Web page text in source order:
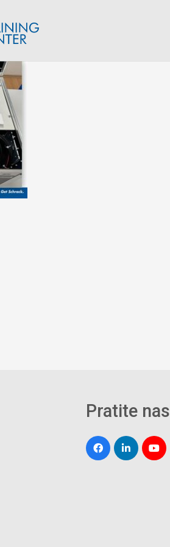
Pratite nas